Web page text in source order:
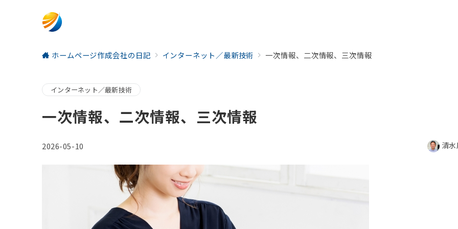
ホームページ作成会社の日記 インターネット／最新技術 一次情報、二次情報、三次情報
インターネット／最新技術
一次情報、二次情報、三次情報
2026-05-10 清